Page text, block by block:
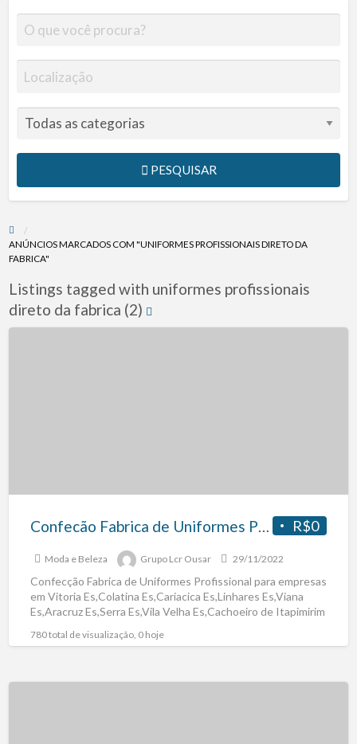
PESQUISAR
ANÚNCIOS MARCADOS COM "UNIFORMES PROFISSIONAIS DIRETO DA
FABRICA"
Listings tagged with uniformes profissionais
direto da fabrica (2)
R$0
Confecão Fabrica de Uniformes Profissional
Moda e Beleza Grupo Lcr Ousar 29/11/2022
Confecção Fabrica de Uniformes Profissional para empresas
em Vitoria Es,Colatina Es,Cariacica Es,Linhares Es,Viana
Es,Aracruz Es,Serra Es,Vila Velha Es,Cachoeiro de Itapimirim
780 total de visualização, 0 hoje